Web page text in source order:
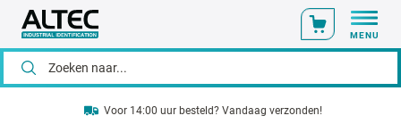
MENU
Voor 14:00 uur besteld? Vandaag verzonden!